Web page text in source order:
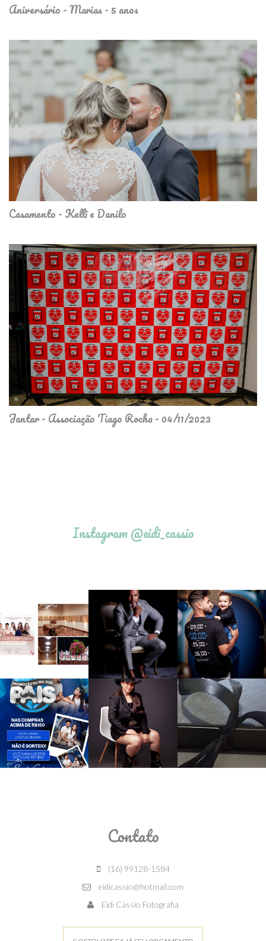
Aniversário - Marias - 5 anos
Casamento - Kelli e Danilo
Jantar - Associação Tiago Rocha - 04/11/2023
Instagram @eidi_cassio
Contato
(16) 99128-1584
eidicassio@hotmail.com
Eidi Cássio Fotografia